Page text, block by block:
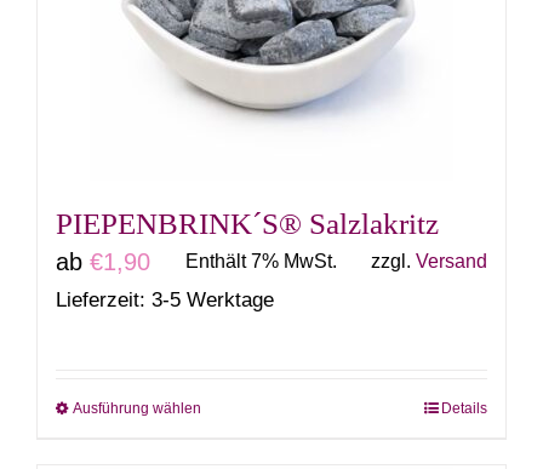
Optionen
können
auf
werden
PIEPENBRINK´S® Salzlakritz
ab €1,90 Enthält 7% MwSt. zzgl. Versand
Lieferzeit: 3-5 Werktage
Ausführung wählen Details